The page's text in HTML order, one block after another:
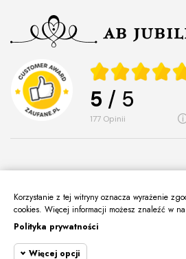
5 / 5
177 opinii
O Nas
Informacje
Korzystanie z tej witryny oznacza wyrażenie
cookies. Więcej informacji możesz znaleźć w
Polityka prywatności
Więcej opcji